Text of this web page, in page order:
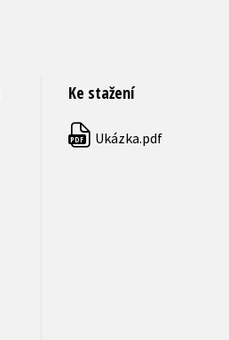
Ke stažení
PDF Ukázka.pdf